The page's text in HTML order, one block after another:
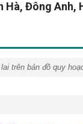
Hà, Đông Anh,
trên bản đồ quy